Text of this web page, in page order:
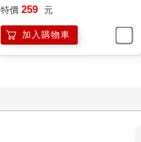
Kitty【受託代銷】
特價 259 元
加入購物車